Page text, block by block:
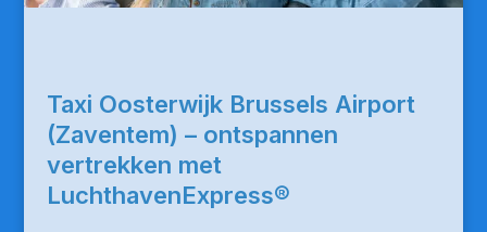
Taxi Oosterwijk Brussels Airport
(Zaventem) – ontspannen
vertrekken met
LuchthavenExpress®